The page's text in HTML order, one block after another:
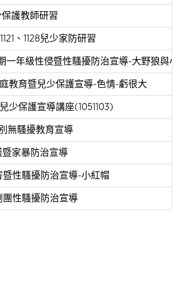
保護教師研習
、1128兒少家防研習
一年級性侵暨性騷擾防治宣導-大野狼與小
庭教育暨兒少保護宣導-色情-虧很大
少保護宣導講座(1051103)
無騷擾教育宣導
暨家暴防治宣導
暨性騷擾防治宣導-小紅帽
團性騷擾防治宣導